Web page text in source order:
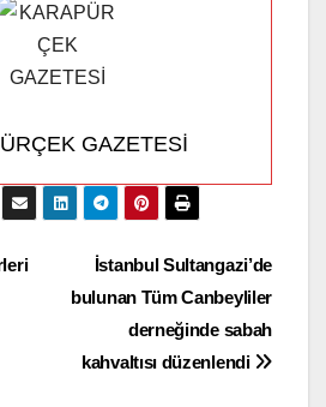
GAZETESİ
İstanbul Sultangazi’de
bulunan Tüm Canbeyliler
derneğinde sabah
kahvaltısı düzenlendi